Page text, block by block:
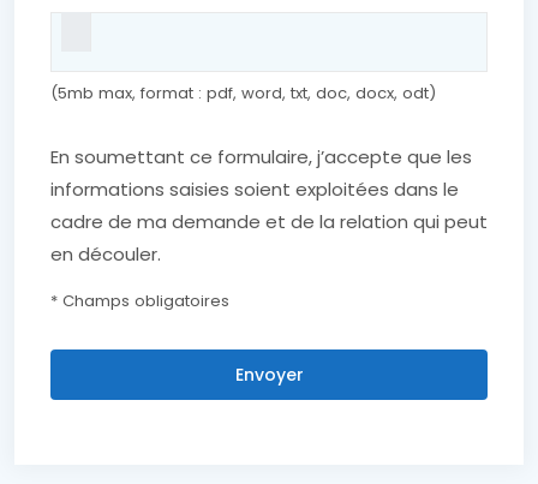
(5mb max, format : pdf, word, txt, doc, docx, odt)
En soumettant ce formulaire, j’accepte que les
informations saisies soient exploitées dans le
cadre de ma demande et de la relation qui peut
en découler.
* Champs obligatoires
Envoyer